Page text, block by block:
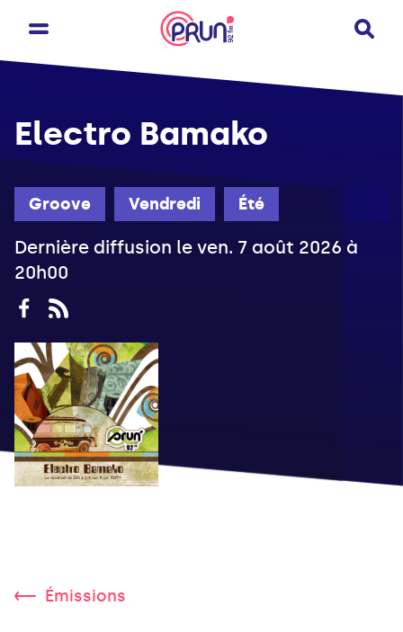
Groove Vendredi Été
Electro Bamako
Dernière diffusion le ven. 7 août 2026 à
20h00
Émissions